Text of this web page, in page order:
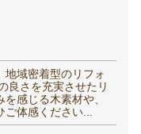
地域密着型のリフォ
良さを充実させたリ
感じる木素材や、
体感ください...